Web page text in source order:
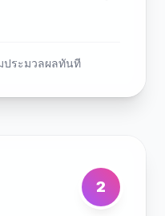
ประมวลผลทันที
2